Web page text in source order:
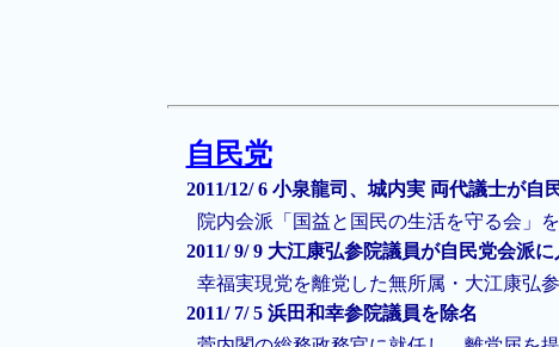
自民党
2011/12/ 6 小泉龍司、城内実 両代議士が自
院内会派「国益と国民の生活を守る会」
2011/ 9/ 9 大江康弘参院議員が自民党会派に
幸福実現党を離党した無所属・大江康弘
2011/ 7/ 5 浜田和幸参院議員を除名